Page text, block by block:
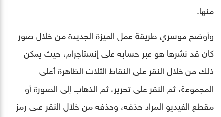
منها.
وأوضح موسري طريقة عمل الميزة الجديدة من خلال صور
كان قد نشرها هو عبر حسابه على إنستاجرام، حيث يمكن
ذلك من خلال النقر على النقاط الثلاث الظاهرة أعلى
المجموعة، ثم النقر على تحرير، ثم الذهاب إلى الصورة أو
مقطع الفيديو المراد حذفه، وحذفه من خلال النقر على رمز